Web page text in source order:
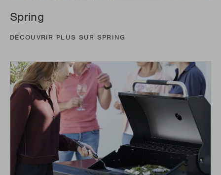
Spring
DÉCOUVRIR PLUS SUR SPRING